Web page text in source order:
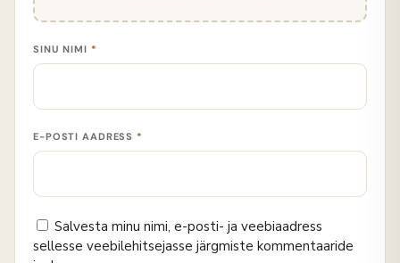
SINU NIMI *
E-POSTI AADRESS *
Salvesta minu nimi, e-posti- ja veebiaadress
sellesse veebilehitsejasse järgmiste kommentaaride